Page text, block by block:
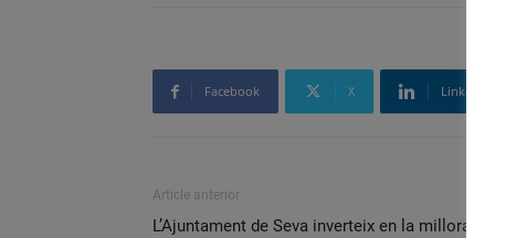
Facebook X Linkedin
Article anterior
L’Ajuntament de Seva inverteix en la millora de